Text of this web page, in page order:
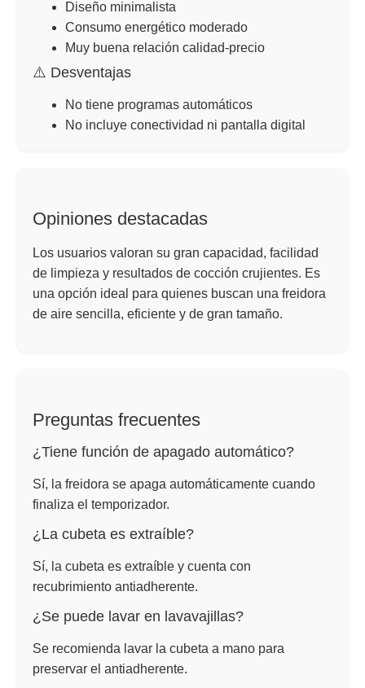
Diseño minimalista
Consumo energético moderado
Muy buena relación calidad-precio
⚠️ Desventajas
No tiene programas automáticos
No incluye conectividad ni pantalla digital
Opiniones destacadas
Los usuarios valoran su gran capacidad, facilidad
de limpieza y resultados de cocción crujientes. Es
una opción ideal para quienes buscan una freidora
de aire sencilla, eficiente y de gran tamaño.
Preguntas frecuentes
¿Tiene función de apagado automático?
Sí, la freidora se apaga automáticamente cuando
finaliza el temporizador.
¿La cubeta es extraíble?
Sí, la cubeta es extraíble y cuenta con
recubrimiento antiadherente.
¿Se puede lavar en lavavajillas?
Se recomienda lavar la cubeta a mano para
preservar el antiadherente.